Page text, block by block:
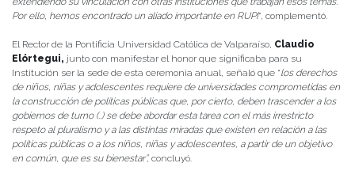
Por ello, hemos encontrado un aliado importante en RUPI”, complementó.
El Rector de la Pontificia Universidad Católica de Valparaíso, Claudio
Elórtegui, junto con manifestar el honor que significaba para su
Institución ser la sede de esta ceremonia anual, señaló que “los derechos
de niños, niñas y adolescentes requiere de universidades comprometidas en
la construcción de políticas públicas que, por cierto, deben trascender a los
gobiernos de turno (..) se debe abordar esta tarea con el más irrestricto
respeto al pluralismo y a las distintas miradas que existen en relación a las
políticas públicas o a los niños, niñas y adolescentes, a partir de un objetivo
en común, que es su bienestar”, concluyó.